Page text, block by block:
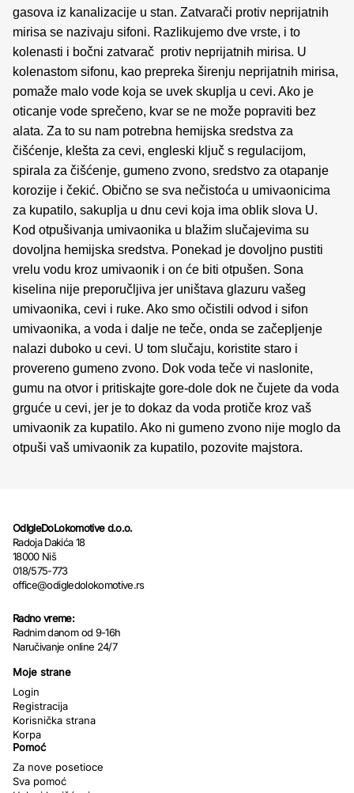
gasova iz kanalizacije u stan. Zatvarači protiv neprijatnih
mirisa se nazivaju sifoni. Razlikujemo dve vrste, i to
kolenasti i bočni zatvarač protiv neprijatnih mirisa. U
kolenastom sifonu, kao prepreka širenju neprijatnih mirisa,
pomaže malo vode koja se uvek skuplja u cevi. Ako je
oticanje vode sprečeno, kvar se ne može popraviti bez
alata. Za to su nam potrebna hemijska sredstva za
čišćenje, klešta za cevi, engleski ključ s regulacijom,
spirala za čišćenje, gumeno zvono, sredstvo za otapanje
korozije i čekić. Obično se sva nečistoća u umivaonicima
za kupatilo, sakuplja u dnu cevi koja ima oblik slova U.
Kod otpušivanja umivaonika u blažim slučajevima su
dovoljna hemijska sredstva. Ponekad je dovoljno pustiti
vrelu vodu kroz umivaonik i on će biti otpušen. Sona
kiselina nije preporučljiva jer uništava glazuru vašeg
umivaonika, cevi i ruke. Ako smo očistili odvod i sifon
umivaonika, a voda i dalje ne teče, onda se začepljenje
nalazi duboko u cevi. U tom slučaju, koristite staro i
provereno gumeno zvono. Dok voda teče vi naslonite,
gumu na otvor i pritiskajte gore-dole dok ne čujete da voda
grguće u cevi, jer je to dokaz da voda protiče kroz vaš
umivaonik za kupatilo. Ako ni gumeno zvono nije moglo da
otpuši vaš umivaonik za kupatilo, pozovite majstora.
OdIgleDoLokomotive d.o.o.
Radoja Dakića 18
18000 Niš
018/575-773
office@odigledolokomotive.rs
Radno vreme:
Radnim danom od 9-16h
Naručivanje online 24/7
Moje strane
Login
Registracija
Korisnička strana
Korpa
Pomoć
Za nove posetioce
Sva pomoć